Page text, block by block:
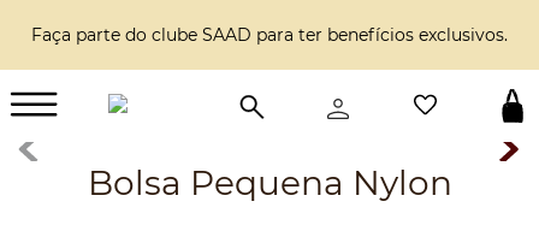
Faça parte do clube SAAD para ter benefícios exclusivos.
Bolsa Pequena Nylon